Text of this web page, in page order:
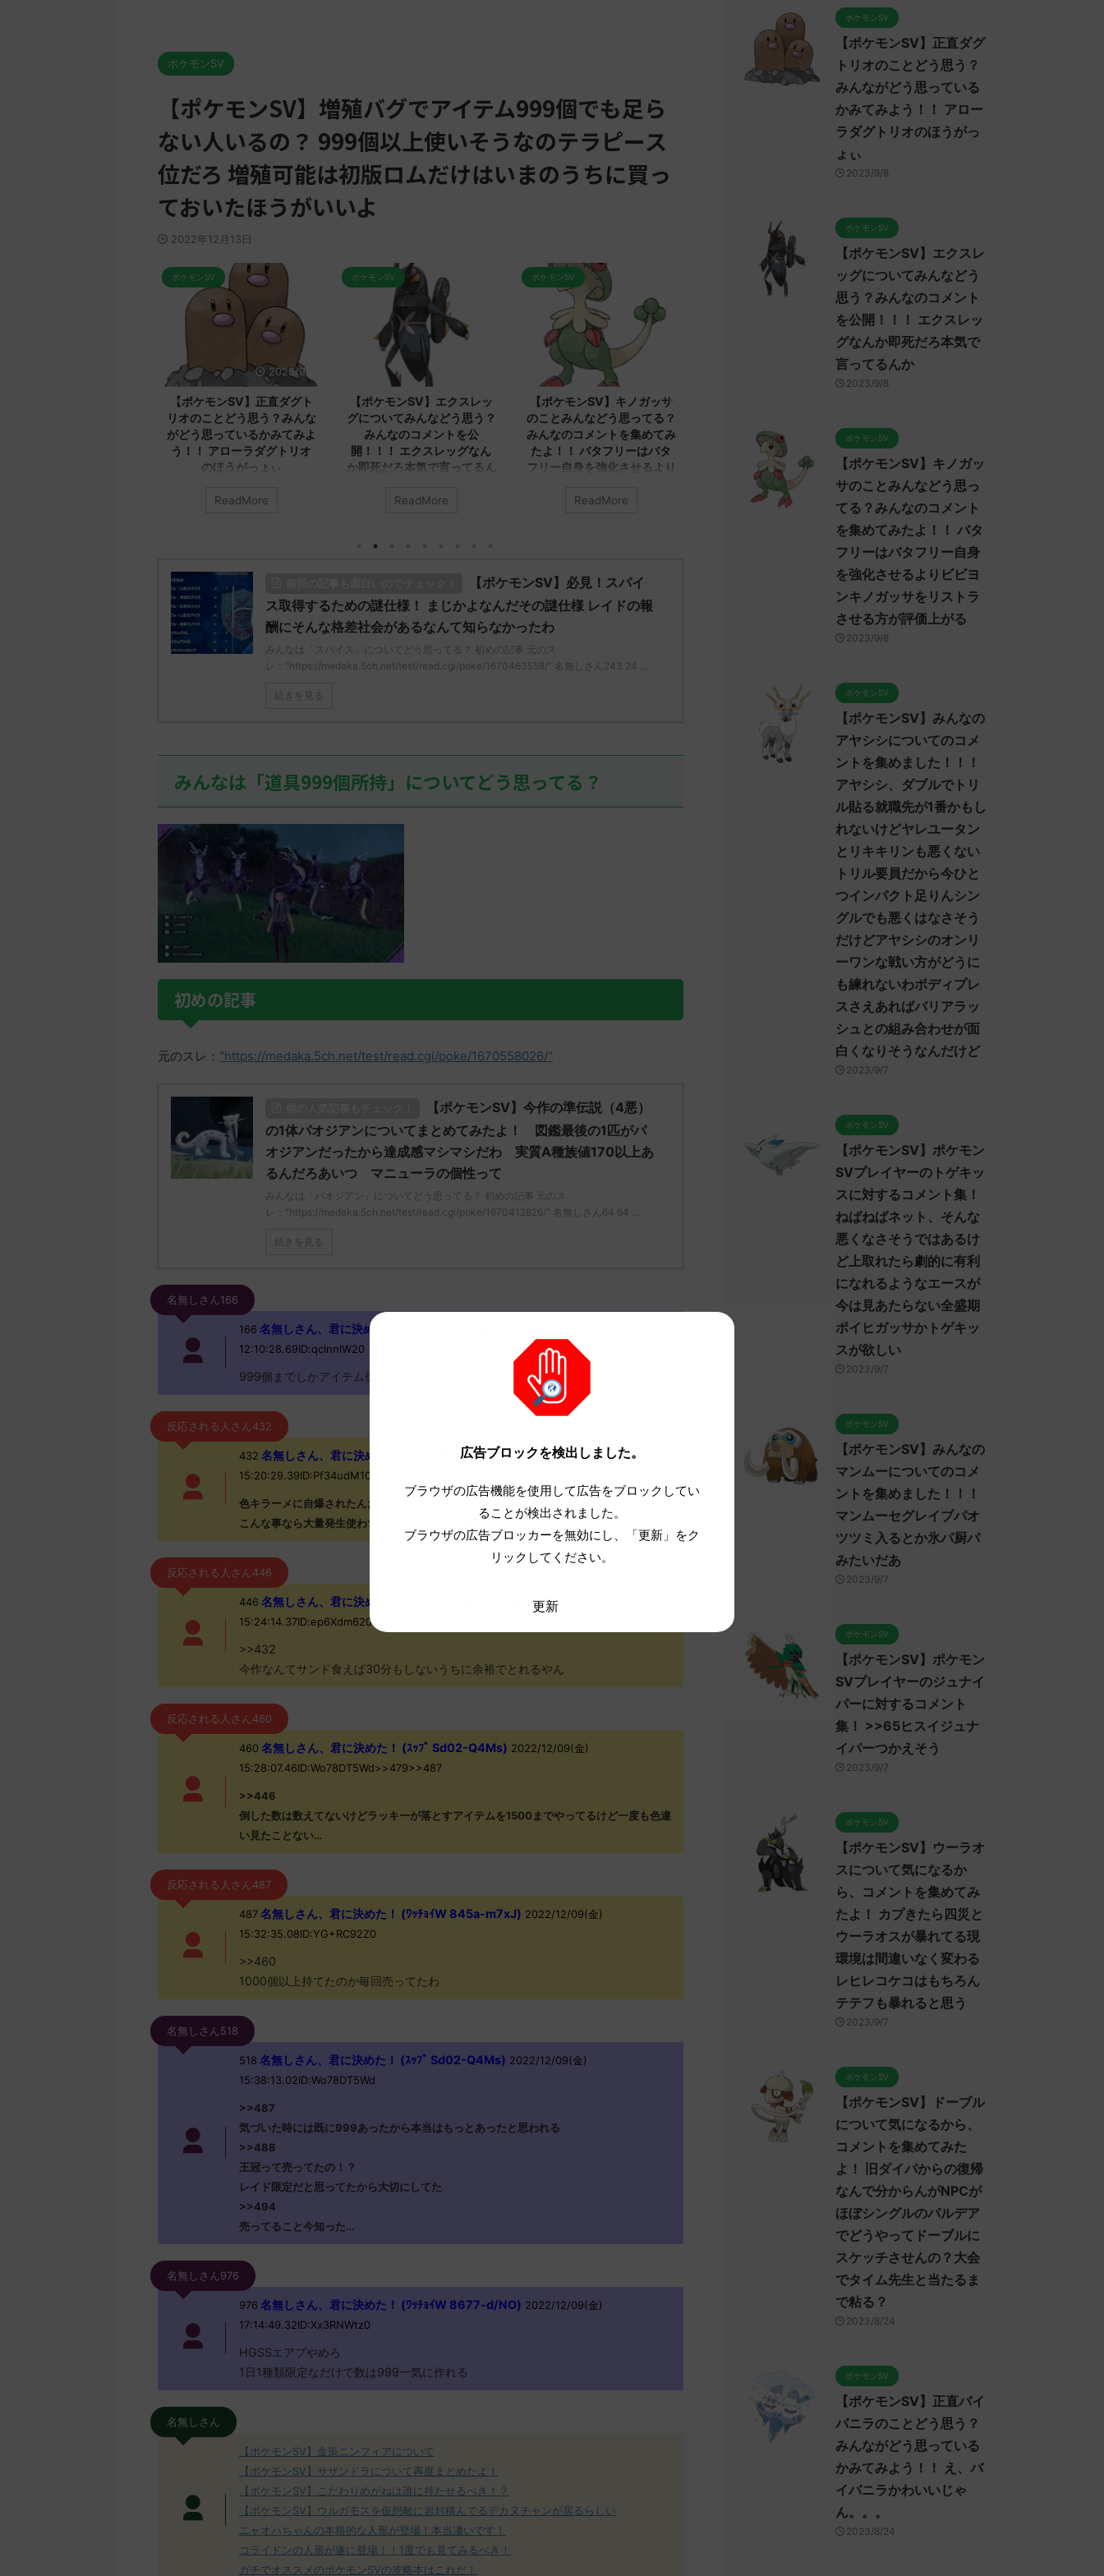
ポケモンSV
【ポケモンSV】増殖バグでアイテム999個でも足ら
ない人いるの？ 999個以上使いそうなのテラピース
位だろ 増殖可能は初版ロムだけはいまのうちに買っ
ておいたほうがいいよ
2022年12月13日
ポケモンSV
2023/9/8
【ポケモンSV】エクスレッ
グについてみんなどう思う？
みんなのコメントを公
開！！！ エクスレッグなん
か即死だろ本気で言ってるん
みんなは「エクスレッグ」につい
/read.cgi/poke/1687575951/" 名
無しさん0890 0890 名無しさん、
君に決めた！ (ﾜｯﾁｮｲW d56d-
NwUu) 2023/06/28(水)
01:07:00.69ID:oUI00NrJ0 エクス
レッグヘルムかっこいいから助か
る 名無しさん0971 0971 名無しさ
NwUu) 2023/06/28(水 ...
ReadMore
ポケモンSV
【ポケモンSV】キノガッサ
のことみんなどう思ってる？
みんなのコメントを集めてみ
たよ！！ バタフリーはバタ
フリー自身を強化させるより
ラさせる方が評価上がる
/read.cgi/poke/1687575951/" 反
応される人さん0623 0623 名無し
さん、君に決めた！ (ｱｳｱｳｳｰ
Sa69-sI2x) 2023/06/27(火)
08:19:23.39ID:KfVqw9Gna 胞子を
覚え忘れたガッサさんあくびを覚
ReadMore
ポケモンSV
【ポケモンSV】みんなのア
ヤシシについてのコメントを
集めました！！！ アヤシ
シ、ダブルでトリル貼る就職
先が1番かもしれないけどヤ
くないトリル要員だから今ひ
ディプレスさえあればバリア
ラッシュとの組み合わせが面
白くなりそうなんだけど
みんなは「アヤシシ」についてど
う思ってる？ 初めの記事 元のス
レ："https://medaka.5ch.net/test
しぶりにヒスイの地に踏み入れ
ReadMore
ポケモンSV
2023/9/7
するコメント集！ ねばねば
ネット、そんな悪くなさそう
ではあるけど上取れたら劇的
に有利になれるようなエース
が今は見あたらない全盛期ポ
イヒガッサかトゲキッスが欲
みんなは「トゲキッス」について
どう思ってる？ 初めの記事 元の
レ："https://medaka.5ch.net/test
/read.cgi/poke/1685459114/" 反応
される人さん0919 0919 名無しさ
23:53:19.96ID:X6LFL4hoM なんで
トゲキッスちゃんをパルデアに入
れてくんないの酷い 反応される人
さん0938 0938 名無しさん、君に
決めた！ (ｽﾌﾟｯｯ Sdbf-EFSw) ...
ReadMore
ポケモンSV
か氷パ厨パみたいだあ
みんなは「マンムー」についてど
う思ってる？ 初めの記事 元のス
/read.cgi/poke/1687361463/" 反
応される人さん0188 0188 名無し
さん、君に決めた！ (ﾜｯﾁｮｲW
10:46:08.94ID:HKBzC1hY0 マンム
ー内定たすかる 名無しさん0241
ReadMore
【ポケモンSV】必見！スパイ
ス取得するための謎仕様！ まじかよなんだその謎仕様 レイドの報
酬にそんな格差社会があるなんて知らなかったわ
みんなは「スパイス」についてどう思ってる？ 初めの記事 元のス
レ："https://medaka.5ch.net/test/read.cgi/poke/1670463558/" 名無しさん243 24 ...
続きを見る
みんなは「道具999個所持」についてどう思ってる？
初めの記事
元のスレ： "https://medaka.5ch.net/test/read.cgi/poke/1670558026/"
【ポケモンSV】今作の準伝説（4悪）
の1体パオジアンについてまとめてみたよ！ 図鑑最後の1匹がパ
オジアンだったから達成感マシマシだわ 実質A種族値170以上あ
るんだろあいつ マニューラの個性って
みんなは「パオジアン」についてどう思ってる？ 初めの記事 元のス
レ："https://medaka.5ch.net/test/read.cgi/poke/1670412826/" 名無しさん64 64 ...
続きを見る
名無しさん166
166 名無しさん、君に決めた！ (ﾜｯﾁｮｲ 03bc-7kHv)
12:10:28.69ID:qclnnlW20
999個までしかアイテム保持できないの地味にダルいんよな
反応される人さん432
432 名無しさん、君に決めた！ (ﾜｯﾁｮｲW 9b10-pTmo)2022/12/09(金)
15:20:29.39ID:Pf34udM10>>438>>440>>446
色キラーメに自爆されたんだが泣いていいか？
こんな事なら大量発生使わずにキラフロル狙えばよかった…
反応される人さん446
446 名無しさん、君に決めた！ (ﾜｯﾁｮｲW 7e94-Y76M)
2022/12/09(金)
15:24:14.37ID:ep6Xdm620>>457>>460
>>432
今作なんてサンド食えば30分もしないうちに余裕でとれるやん
反応される人さん460
460 名無しさん、君に決めた！ (ｽｯﾌﾟ Sd02-Q4Ms) 2022/12/09(金)
15:28:07.46ID:Wo78DT5Wd>>479>>487
>>446
倒した数は数えてないけどラッキーが落とすアイテムを1500までやってるけど一度も色違
い見たことない…
反応される人さん487
487名無しさん、君に決めた！ (ﾜｯﾁｮｲW 845a-m7xJ) 2022/12/09(金)
15:32:35.08ID:YG+RC92Z0
>>460
1000個以上持てたのか毎回売ってたわ
名無しさん518
518 名無しさん、君に決めた！ (ｽｯﾌﾟ Sd02-Q4Ms) 2022/12/09(金)
15:38:13.02ID:Wo78DT5Wd
>>487
気づいた時には既に999あったから本当はもっとあったと思われる
>>488
王冠って売ってたの！？
レイド限定だと思ってたから大切にしてた
>>494
売ってること今知った…
名無しさん976
976 名無しさん、君に決めた！ (ﾜｯﾁｮｲW 8677-d/NO) 2022/12/09(金)
17:14:49.32ID:Xx3RNWtz0
HGSSエアプやめろ
1日1種類限定なだけで数は999一気に作れる
名無しさん
【ポケモンSV】金策ニンフィアについて
【ポケモンSV】サザンドラについて再度まとめたよ！
【ポケモンSV】こだわりめがねは誰に持たせるべき！？
【ポケモンSV】ウルガモスを仮想敵に岩封積んでるデカヌチャンが居るらしい
ニャオハちゃんの本格的な人形が登場！本当凄いです！
コライドンの人形が遂に登場！！1度でも見てみるべき！
ガチでオススメのポケモンSVの攻略本はこれだ！
ポケモンSV
【ポケモンSV】正直ダグ
トリオのことどう思う？
みんながどう思っている
かみてみよう！！ アロー
ラダグトリオのほうがっ
ょぃ
2023/9/8
ポケモンSV
【ポケモンSV】エクスレ
ッグについてみんなどう
思う？みんなのコメント
を公開！！！ エクスレッ
グなんか即死だろ本気で
言ってるんか
2023/9/8
ポケモンSV
【ポケモンSV】キノガッ
サのことみんなどう思っ
てる？みんなのコメント
を集めてみたよ！！ バタ
フリーはバタフリー自身
を強化させるよりビビヨ
ンキノガッサをリストラ
させる方が評価上がる
2023/9/8
ポケモンSV
【ポケモンSV】みんなの
アヤシシについてのコメ
ントを集めました！！！
アヤシシ、ダブルでトリ
ル貼る就職先が1番かもし
れないけどヤレユータン
とリキキリンも悪くない
トリル要員だから今ひと
つインパクト足りんシン
グルでも悪くはなさそう
だけどアヤシシのオンリ
ーワンな戦い方がどうに
も練れないわボディプレ
スさえあればバリアラッ
シュとの組み合わせが面
白くなりそうなんだけど
2023/9/7
ポケモンSV
【ポケモンSV】ポケモン
SVプレイヤーのトゲキッ
スに対するコメント集！
ねばねばネット、そんな
悪くなさそうではあるけ
ど上取れたら劇的に有利
になれるようなエースが
今は見あたらない全盛期
ポイヒガッサかトゲキッ
スが欲しい
2023/9/7
ポケモンSV
【ポケモンSV】みんなの
マンムーについてのコメ
ントを集めました！！！
マンムーセグレイブパオ
ツツミ入るとか氷パ厨パ
みたいだあ
2023/9/7
ポケモンSV
【ポケモンSV】ポケモン
SVプレイヤーのジュナイ
パーに対するコメント
集！ >>65ヒスイジュナ
イパーつかえそう
2023/9/7
ポケモンSV
【ポケモンSV】ウーラオ
スについて気になるか
ら、コメントを集めてみ
たよ！ カプきたら四災と
ウーラオスが暴れてる現
環境は間違いなく変わる
レヒレコケコはもちろん
テテフも暴れると思う
2023/9/7
ポケモンSV
【ポケモンSV】ドーブル
について気になるから、
コメントを集めてみた
よ！ 旧ダイパからの復帰
なんで分からんがNPCが
ほぼシングルのパルデア
でどうやってドーブルに
スケッチさせんの？大会
でタイム先生と当たるま
で粘る？
2023/8/24
ポケモンSV
【ポケモンSV】正直バイ
バニラのことどう思う？
みんながどう思っている
かみてみよう！！ え、バ
イバニラかわいいじゃ
ん。。。
2023/8/24
広告ブロックを検出しました。
ブラウザの広告機能を使用して広告をブロックしてい
ることが検出されました。
ブラウザの広告ブロッカーを無効にし、「更新」をク
リックしてください。
更新